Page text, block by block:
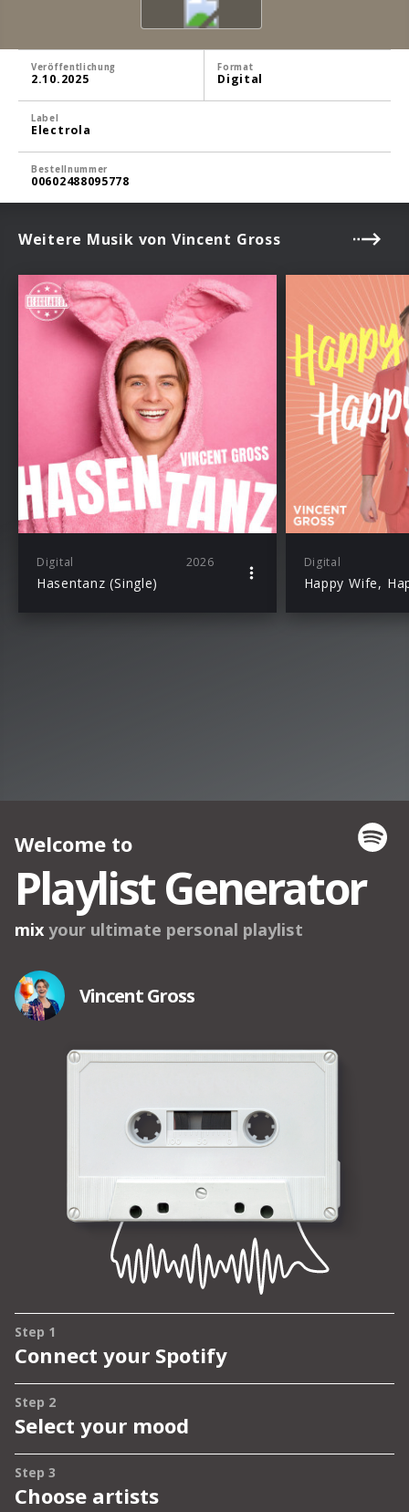
Veröffentlichung
2.10.2025
Format
Digital
Label
Electrola
Bestellnummer
00602488095778
Weitere Musik von Vincent Gross
Digital 2026
Hasentanz (Single)
Digital